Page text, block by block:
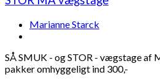
Marianne Starck
SÅ SMUK - og STOR - vægstage af
pakker omhyggeligt ind 300,-